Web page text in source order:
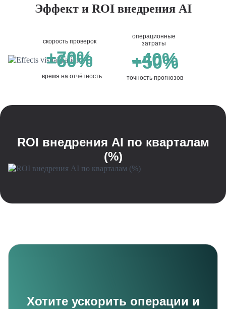
Эффект и ROI внедрения AI
+70%
скорость проверок
–40%
операционные
затраты
+50%
точность прогнозов
–60%
время на отчётность
ROI внедрения AI по кварталам
(%)
Хотите ускорить операции и